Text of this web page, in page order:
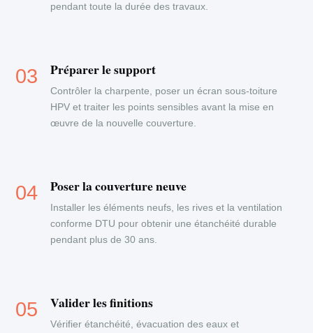
pendant toute la durée des travaux.
Préparer le support
Contrôler la charpente, poser un écran sous-toiture
HPV et traiter les points sensibles avant la mise en
œuvre de la nouvelle couverture.
Poser la couverture neuve
Installer les éléments neufs, les rives et la ventilation
conforme DTU pour obtenir une étanchéité durable
pendant plus de 30 ans.
Valider les finitions
Vérifier étanchéité, évacuation des eaux et